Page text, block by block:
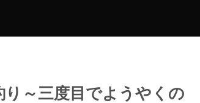
～三度目でようやくの